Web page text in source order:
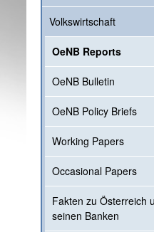
Volkswirtschaft
OeNB Reports
OeNB Bulletin
OeNB Policy Briefs
Working Papers
Occasional Papers
Fakten zu Österreich
seinen Banken